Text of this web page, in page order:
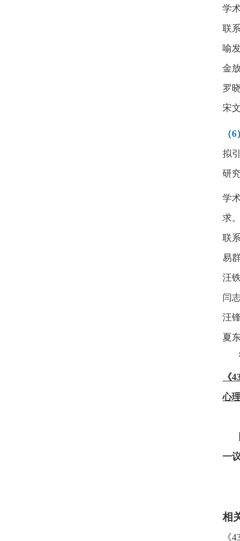
学
联
喻
金
罗
宋
（
拟
研
学
求。
联
易
汪
闫
汪
夏
《
心
一议
相
《